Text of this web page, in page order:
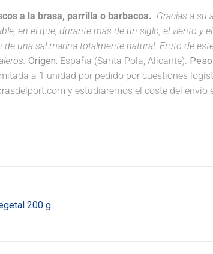
a la brasa, parrilla o barbacoa. Gracias a su
en el que, durante más de un siglo, el viento y
una sal marina totalmente natural. Fruto de
Origen: España (Santa Pola, Alicante).
a 1 unidad por pedido por cuestiones
y estudiaremos el coste del envío
200 g